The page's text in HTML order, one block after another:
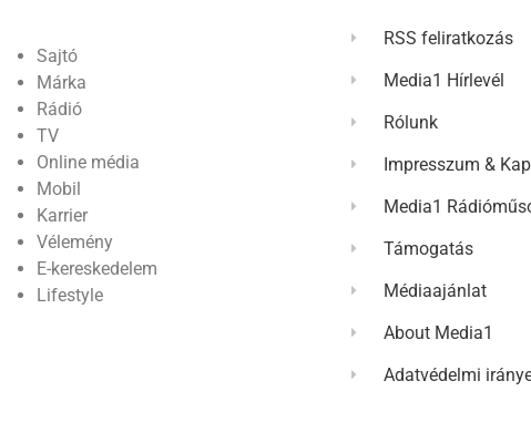
Sajtó
Márka
Rádió
TV
Online média
Mobil
Karrier
Vélemény
E-kereskedelem
Lifestyle
RSS feliratkozás
Media1 Hírlevél
Rólunk
Impresszum &
Media1
Támogatás
Médiaajánlat
About Media1
Adatvédelmi